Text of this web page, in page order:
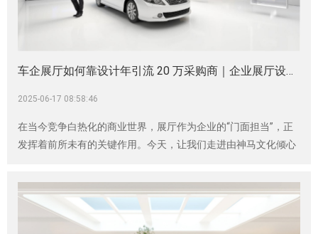
车企展厅如何靠设计年引流 20 万采购商｜企业展厅设计｜神马文化
2025-06-17 08:58:46
在当今竞争白热化的商业世界，展厅作为企业的“门面担当”，正
发挥着前所未有的关键作用。今天，让我们走进由神马文化倾心
引流 20 万采购商的华丽转身，为大家揭示展厅设计背后的流量
密码与商业奇迹。